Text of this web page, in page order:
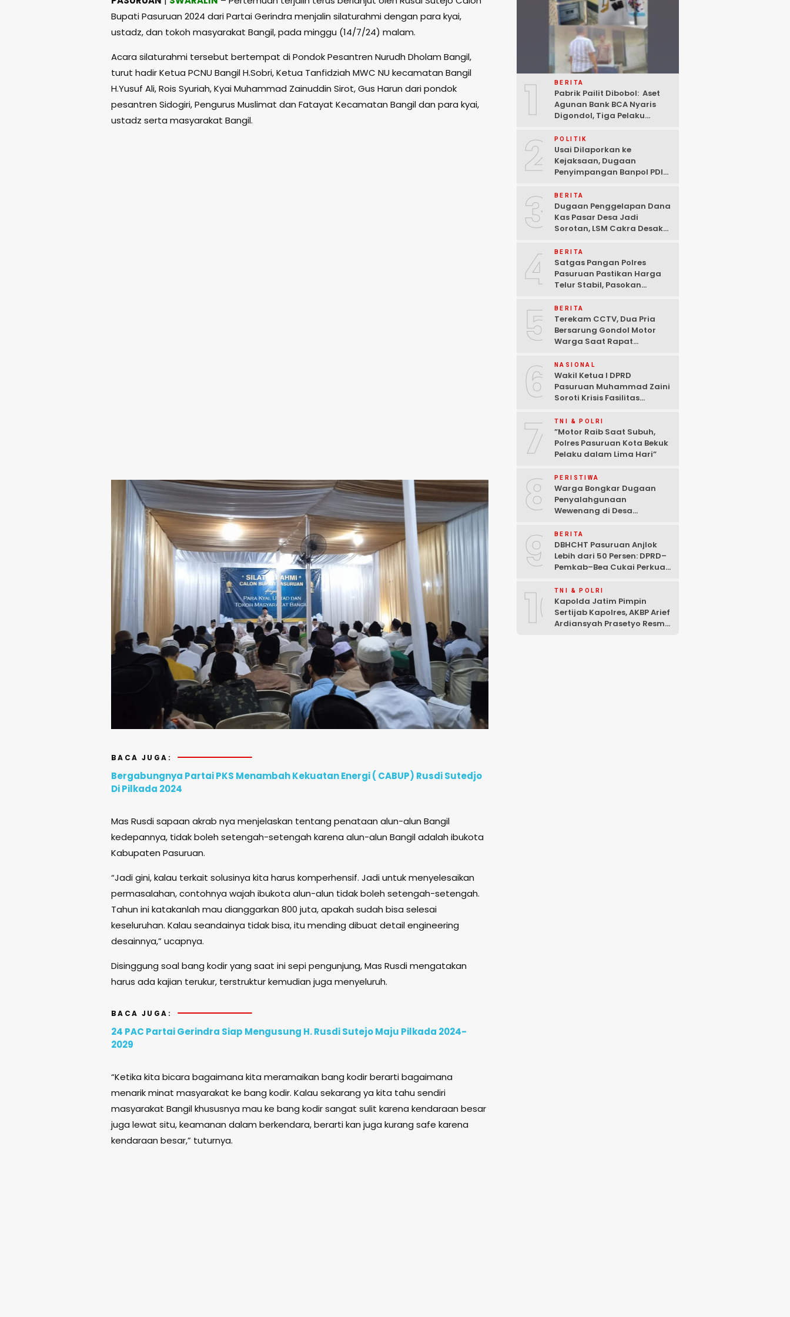
Bupati Pasuruan 2024 dari Partai Gerindra menjalin silaturahmi dengan para kyai,
ustadz, dan tokoh masyarakat Bangil, pada minggu (14/7/24) malam.
Acara silaturahmi tersebut bertempat di Pondok Pesantren Nurudh Dholam Bangil,
turut hadir Ketua PCNU Bangil H.Sobri, Ketua Tanfidziah MWC NU kecamatan Bangil
H.Yusuf Ali, Rois Syuriah, Kyai Muhammad Zainuddin Sirot, Gus Harun dari pondok
pesantren Sidogiri, Pengurus Muslimat dan Fatayat Kecamatan Bangil dan para kyai,
ustadz serta masyarakat Bangil.
BACA JUGA:
Bergabungnya Partai PKS Menambah Kekuatan Energi ( CABUP) Rusdi Sutedjo
Di Pilkada 2024
Mas Rusdi sapaan akrab nya menjelaskan tentang penataan alun-alun Bangil
kedepannya, tidak boleh setengah-setengah karena alun-alun Bangil adalah ibukota
Kabupaten Pasuruan.
“Jadi gini, kalau terkait solusinya kita harus komperhensif. Jadi untuk menyelesaikan
permasalahan, contohnya wajah ibukota alun-alun tidak boleh setengah-setengah.
Tahun ini katakanlah mau dianggarkan 800 juta, apakah sudah bisa selesai
keseluruhan. Kalau seandainya tidak bisa, itu mending dibuat detail engineering
desainnya,” ucapnya.
Disinggung soal bang kodir yang saat ini sepi pengunjung, Mas Rusdi mengatakan
harus ada kajian terukur, terstruktur kemudian juga menyeluruh.
BACA JUGA:
24 PAC Partai Gerindra Siap Mengusung H. Rusdi Sutejo Maju Pilkada 2024-
2029
“Ketika kita bicara bagaimana kita meramaikan bang kodir berarti bagaimana
menarik minat masyarakat ke bang kodir. Kalau sekarang ya kita tahu sendiri
masyarakat Bangil khususnya mau ke bang kodir sangat sulit karena kendaraan besar
juga lewat situ, keamanan dalam berkendara, berarti kan juga kurang safe karena
kendaraan besar,” tuturnya.
1 BERITA
Pabrik Pailit Dibobol: Aset
Agunan Bank BCA Nyaris
Digondol, Tiga Pelaku
Pasuruan
2 POLITIK
Usai Dilaporkan ke
Kejaksaan, Dugaan
Penyimpangan Banpol PDIP
Tuntas “6 Eks Ketua PAC
Cabut Laporan”
3 BERITA
Dugaan Penggelapan Dana
Kas Pasar Desa Jadi
Sorotan, LSM Cakra Desak
4 BERITA
Satgas Pangan Polres
Pasuruan Pastikan Harga
Telur Stabil, Pasokan
Kekhawatiran Fluktuasi
5 BERITA
Terekam CCTV, Dua Pria
Bersarung Gondol Motor
Warga Saat Rapat
6 NASIONAL
Wakil Ketua I DPRD
Pasuruan Muhammad Zaini
Soroti Krisis Fasilitas
Anggaran
7 TNI & POLRI
‎”Motor Raib Saat Subuh,
Polres Pasuruan Kota Bekuk
Pelaku dalam Lima Hari” ‎
8 PERISTIWA
Warga Bongkar Dugaan
Penyalahgunaan
Wewenang di Desa
Mencuat
9 BERITA
DBHCHT Pasuruan Anjlok
Lebih dari 50 Persen: DPRD–
Pemkab–Bea Cukai Perkuat
Rokok Ilegal
10TNI & POLRI
Kapolda Jatim Pimpin
Sertijab Kapolres, AKBP Arief
Ardiansyah Prasetyo Resmi